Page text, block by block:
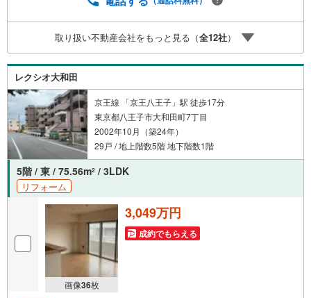
住み心地がしっかりと考えられた中古マンションです。駅
までは徒歩12分でアクセス可能です。この度は、数ある物
件の中から弊社の物件をご覧いただき、誠にありがとうご
ざいます。もし気になる点があればお気軽にお問い合わせ
ください。お客様の理想の住まい探しを、心を込めてお手
伝いさせていただきます。
取り扱い不動産会社をもっと見る（全12社）
レクシオ大和田
京王線 「京王八王子」駅 徒歩17分
東京都八王子市大和田町7丁目
2002年10月（築24年）
29戸 / 地上階数5階 地下階数1階
5階 / 東 / 75.56m2 / 3LDK
リフォーム
画像36枚
3,049万円
成約でもらえる